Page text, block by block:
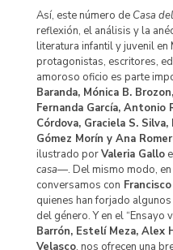
Así, este número de Casa
reflexión, el análisis y la
literatura infantil y juvenil
protagonistas, escritores,
amoroso oficio es parte
Baranda, Mónica B.
Fernanda García, Antonio
Córdova, Graciela S.
Gómez Morín y Ana
ilustrado porValeria Gallo
casa—. Del mismo modo,
conversamos con
quienes han forjado
del género. Y en el “Ensayo
Barrón, Estelí Meza, Alex
Velasco, nos ofrecen una